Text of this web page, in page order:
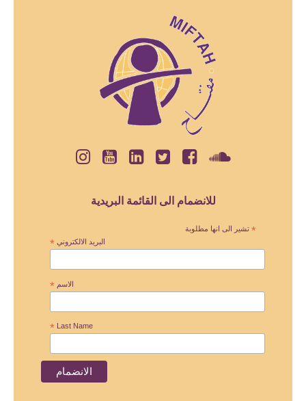
للانضمام الى القائمة البريدية
* تشير الى انها مطلوبة
البريد الالكتروني *
الاسم *
Last Name
*